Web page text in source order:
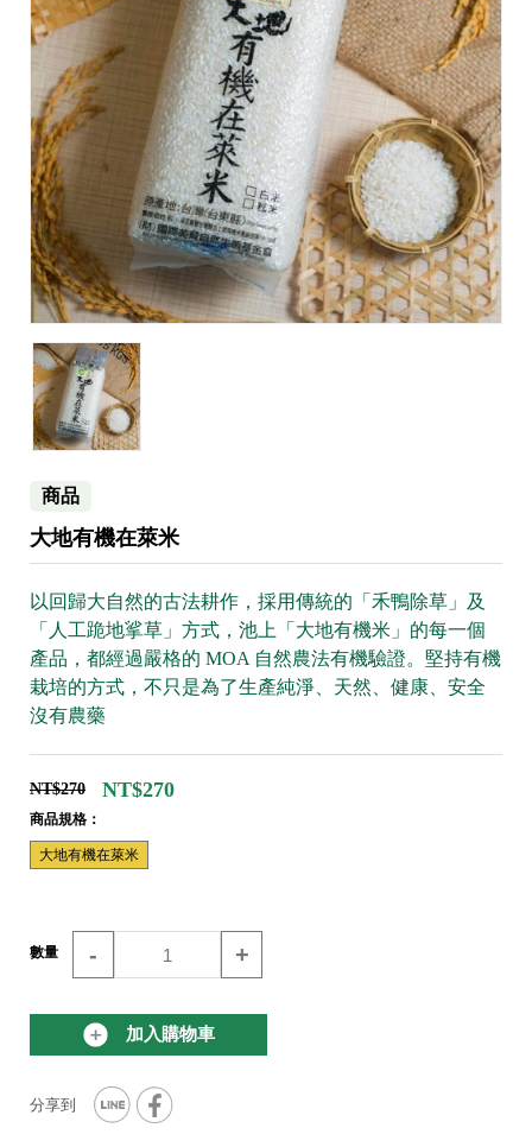
商品
大地有機在萊米
以回歸大自然的古法耕作，採用傳統的「禾鴨除草」及
「人工跪地挲草」方式，池上「大地有機米」的每一個
產品，都經過嚴格的 MOA 自然農法有機驗證。堅持有機
栽培的方式，不只是為了生產純淨、天然、健康、安全
沒有農藥
NT$270 NT$270
商品規格：
大地有機在萊米
數量 - +
加入購物車